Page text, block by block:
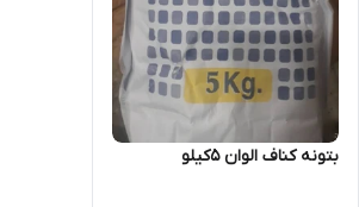
بتونه کناف الوان 5کیلو